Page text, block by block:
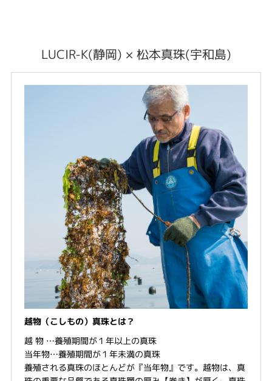
LUCIR-K(静岡) × 松本真珠(宇和島)
越物（こしもの）真珠とは？
越 物 …養殖期間が１年以上の真珠
当年物…養殖期間が１年未満の真珠
養殖される真珠のほとんどが『当年物』です。越物は、真